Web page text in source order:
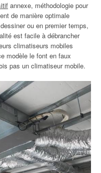
annexe, méthodologie pour
de manière optimale
ou en premier temps,
est facile à débrancher
climatiseurs mobiles
modèle le font en faux
pas un climatiseur mobile.